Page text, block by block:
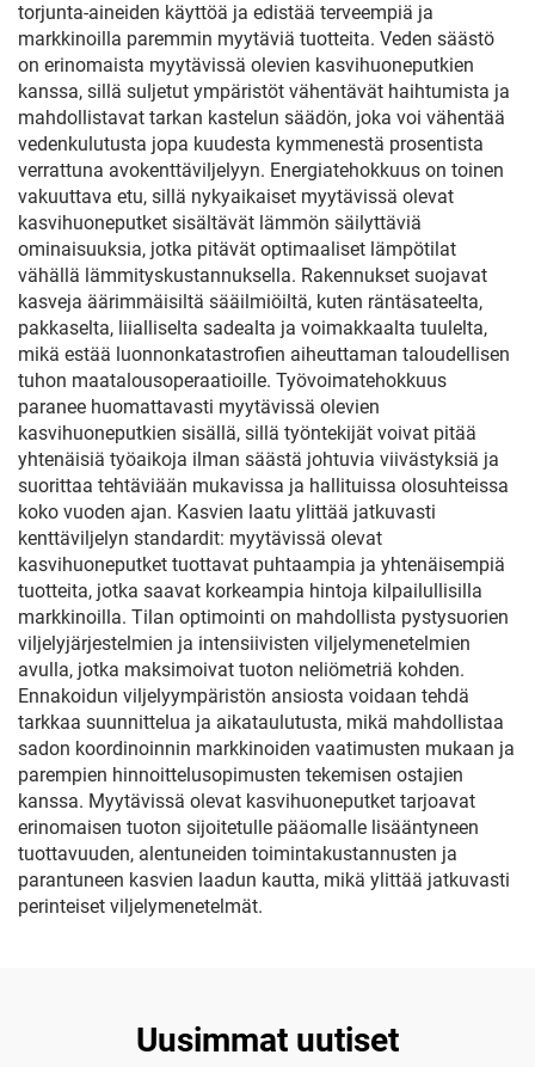
torjunta-aineiden käyttöä ja edistää terveempiä ja
markkinoilla paremmin myytäviä tuotteita. Veden säästö
on erinomaista myytävissä olevien kasvihuoneputkien
kanssa, sillä suljetut ympäristöt vähentävät haihtumista ja
mahdollistavat tarkan kastelun säädön, joka voi vähentää
vedenkulutusta jopa kuudesta kymmenestä prosentista
verrattuna avokenttäviljelyyn. Energiatehokkuus on toinen
vakuuttava etu, sillä nykyaikaiset myytävissä olevat
kasvihuoneputket sisältävät lämmön säilyttäviä
ominaisuuksia, jotka pitävät optimaaliset lämpötilat
vähällä lämmityskustannuksella. Rakennukset suojavat
kasveja äärimmäisiltä sääilmiöiltä, kuten räntäsateelta,
pakkaselta, liialliselta sadealta ja voimakkaalta tuulelta,
mikä estää luonnonkatastrofien aiheuttaman taloudellisen
tuhon maatalousoperaatioille. Työvoimatehokkuus
paranee huomattavasti myytävissä olevien
kasvihuoneputkien sisällä, sillä työntekijät voivat pitää
yhtenäisiä työaikoja ilman säästä johtuvia viivästyksiä ja
suorittaa tehtäviään mukavissa ja hallituissa olosuhteissa
koko vuoden ajan. Kasvien laatu ylittää jatkuvasti
kenttäviljelyn standardit: myytävissä olevat
kasvihuoneputket tuottavat puhtaampia ja yhtenäisempiä
tuotteita, jotka saavat korkeampia hintoja kilpailullisilla
markkinoilla. Tilan optimointi on mahdollista pystysuorien
viljelyjärjestelmien ja intensiivisten viljelymenetelmien
avulla, jotka maksimoivat tuoton neliömetriä kohden.
Ennakoidun viljelyympäristön ansiosta voidaan tehdä
tarkkaa suunnittelua ja aikataulutusta, mikä mahdollistaa
sadon koordinoinnin markkinoiden vaatimusten mukaan ja
parempien hinnoittelusopimusten tekemisen ostajien
kanssa. Myytävissä olevat kasvihuoneputket tarjoavat
erinomaisen tuoton sijoitetulle pääomalle lisääntyneen
tuottavuuden, alentuneiden toimintakustannusten ja
parantuneen kasvien laadun kautta, mikä ylittää jatkuvasti
perinteiset viljelymenetelmät.
Uusimmat uutiset